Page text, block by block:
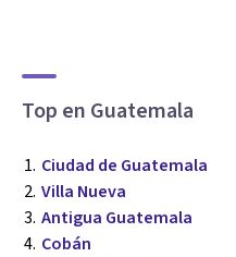
Top en Guatemala
Ciudad de Guatemala
Villa Nueva
Antigua Guatemala
Cobán